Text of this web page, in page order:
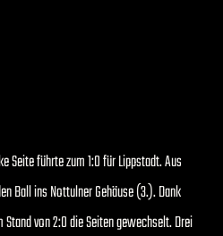
Seite führte zum 1:0 für Lippstadt. Aus
Ball ins Nottulner Gehäuse (3.). Dank
von 2:0 die Seiten gewechselt. Drei